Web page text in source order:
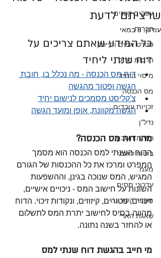
עסקים קטנים
חברות
סטרט אפים והייטק
חרבות ברזל
מיסוי היחיד
מס הכנסה
זכויות עובדים
נדל"ן
ראיית חשבון
ביטוח לאומי
מעמ
עדכוני מסים
משבר הקורונה
שאגת הארי
שרציתם לדעת
עודכן:8 במאי
כל המידע שאתם צריכים על
דוח שנתי ליחיד
דוח מס הכנסה - מה נכלל בו, חובת
הגשה ופטור מהגשה
צ'קליסט מסמכים לנישום יחיד
הגשה מקוונת, אופן ומועד הגשה
מהו דוח מס הכנסה?
הדוח השנתי למס הכנסה הוא מסמך
המפרט ומרכז את כל ההכנסות של הגורם
המגיש, המס שנוכה בגינן, וההשפעות
השונות על חישוב המס - ניכויים אישיים,
זיכויים, פטורים, קיזוזים, ונקודות זיכוי. הדוח
מהווה בסיס לחישוב יתרת המס לתשלום
או להחזר בשנה נתונה.
מי חייב בהגשת דוח שנתי למס